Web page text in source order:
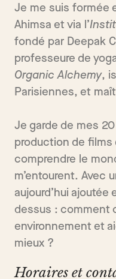
Je me suis formée
Ahimsa et via l’
fondé par Deepak
professeure de
Organic Alchemy,
Parisiennes, et
Je garde de mes
production de films
comprendre le
m’entourent. Avec
aujourd’hui
dessus : comment
environnement et
mieux ?
Horaires et